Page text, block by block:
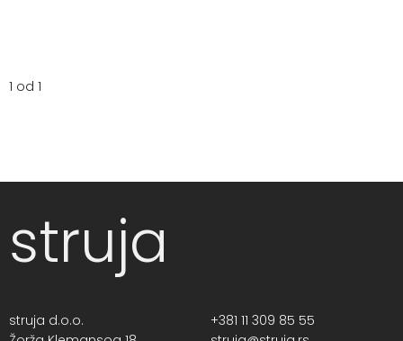
1 od 1
struja
struja d.o.o.
+381 11 309 85 55